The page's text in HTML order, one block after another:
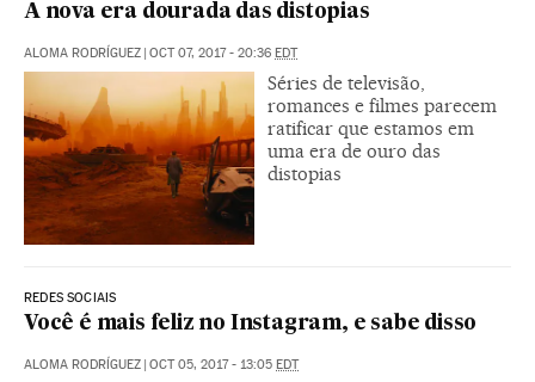
A nova era dourada das distopias
ALOMA RODRÍGUEZ OCT 07, 2017 - 20:36 EDT
Séries de televisão,
romances e filmes parecem
ratificar que estamos em
uma era de ouro das
distopias
REDES SOCIAIS
Você é mais feliz no Instagram, e sabe disso
ALOMA RODRÍGUEZ OCT 05, 2017 - 13:05 EDT